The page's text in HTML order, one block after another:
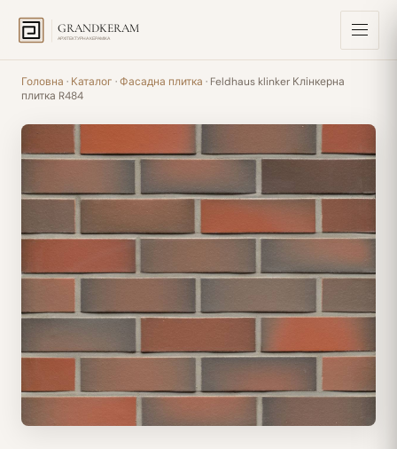
GRANDKERAM
АРХІТЕКТУРНА КЕРАМІКА
Головна · Каталог ·Фасадна плитка · Feldhaus klinker Клінкерна
плитка R484